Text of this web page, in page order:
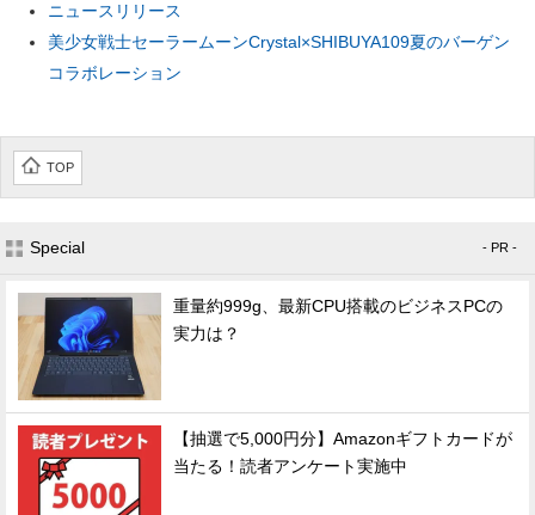
ニュースリリース
美少女戦士セーラームーンCrystal×SHIBUYA109夏のバーゲン
コラボレーション
TOP
Special - PR -
重量約999g、最新CPU搭載のビジネスPCの
実力は？
【抽選で5,000円分】Amazonギフトカードが
当たる！読者アンケート実施中